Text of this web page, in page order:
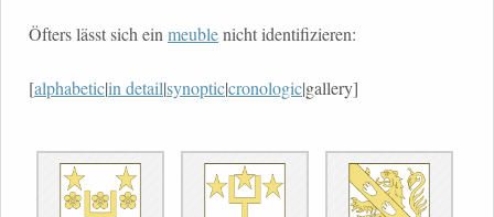
Öfters lässt sich einmeublenicht identifizieren:
[alphabetic|in detail|synoptic|cronologic|gallery]